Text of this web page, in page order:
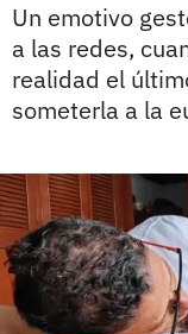
Un emotivo
a las redes,
realidad el
someterla a la